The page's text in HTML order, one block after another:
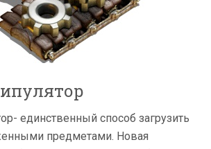
единственный способ загрузить
предметами. Новая